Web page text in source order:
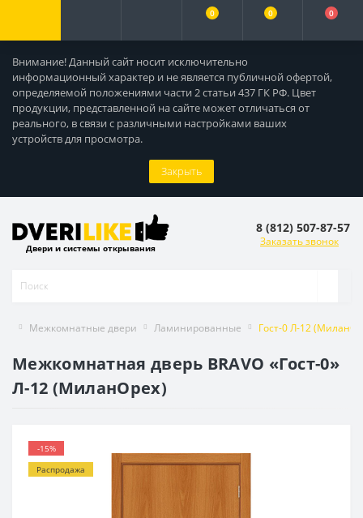
Внимание! Данный сайт носит исключительно
информационный характер и не является публичной офертой,
определяемой положениями части 2 статьи 437 ГК РФ. Цвет
продукции, представленной на сайте может отличаться от
реального, в связи с различными настройками ваших
устройств для просмотра.
Закрыть
0 0 0
Двери и системы открывания
8 (812) 507-87-57
Заказать звонок
Межкомнатные двери Ламинированные Гост-0 Л-12
Межкомнатная дверь BRAVO «Гост-0»
Л-12 (МиланОрех)
-15%
Распродажа